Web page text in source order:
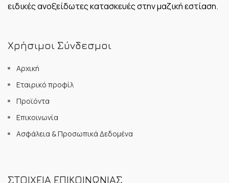
ειδικές ανοξείδωτες κατασκευές στην μαζική εστίαση.
Χρήσιμοι Σύνδεσμοι
Αρχική
Εταιρικό προφίλ
Προϊόντα
Επικοινωνία
Ασφάλεια & Προσωπικά Δεδομένα
ΣΤΟΙΧΕΙΑ ΕΠΙΚΟΙΝΩΝΙΑΣ